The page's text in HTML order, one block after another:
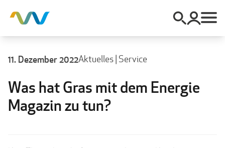
11. Dezember 2022Aktuelles| Service
Was hat Gras mit dem Energie
Magazin zu tun?